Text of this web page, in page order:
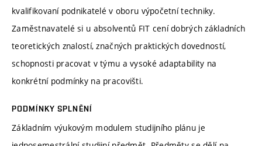
kvalifikovaní podnikatelé v oboru výpočetní techniky.
Zaměstnavatelé si u absolventů FIT cení dobrých základních
teoretických znalostí, značných praktických dovedností,
schopnosti pracovat v týmu a vysoké adaptability na
konkrétní podmínky na pracovišti.
PODMÍNKY SPLNĚNÍ
Základním výukovým modulem studijního plánu je